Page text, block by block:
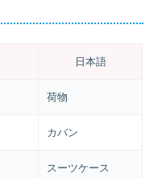
日本語
荷物
カバン
スーツケース